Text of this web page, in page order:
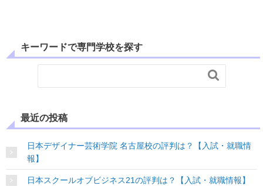
キーワードで専門学校を探す

最近の投稿
日本デザイナー芸術学院 名古屋校の評判は？【入試・就職情
報】
日本スクールオブビジネス21の評判は？【入試・就職情報】